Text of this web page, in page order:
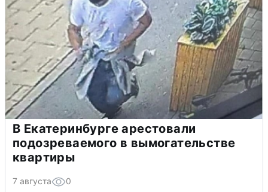
В Екатеринбурге арестовали
подозреваемого в вымогательстве
квартиры
7 августа 0